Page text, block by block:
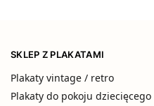
SKLEP Z PLAKATAMI
Plakaty vintage / retro
Plakaty do pokoju dziecięcego